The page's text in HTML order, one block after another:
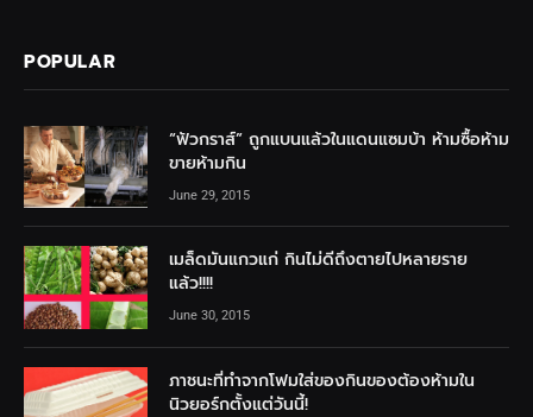
POPULAR
“ฟัวกราส์” ถูกแบนแล้วในแดนแซมบ้า ห้ามซื้อห้าม
ขายห้ามกิน
June 29, 2015
เมล็ดมันแกวแก่ กินไม่ดีถึงตายไปหลายราย
แล้ว!!!!
June 30, 2015
ภาชนะที่ทำจากโฟมใส่ของกินของต้องห้ามใน
นิวยอร์กตั้งแต่วันนี้!